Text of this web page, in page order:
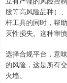
股等高风险品种）
杆工具的同时，帮
灭性损失。这种审
选择合规平台，意
的风险，这是所有
火墙。